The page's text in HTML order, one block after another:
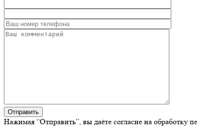
Нажимая “Отправить”, вы даёте согласие на обработку